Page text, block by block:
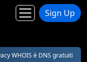
Sign Up
WHOIS è DNS gratuiti